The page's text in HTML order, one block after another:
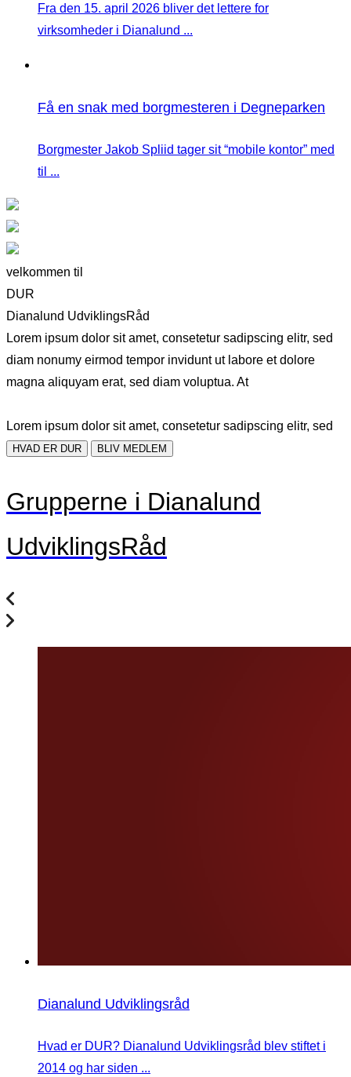
Fra den 15. april 2026 bliver det lettere for
virksomheder i Dianalund ...
Få en snak med borgmesteren i Degneparken
Borgmester Jakob Spliid tager sit “mobile kontor” med
til ...
velkommen til
DUR
Dianalund UdviklingsRåd
Lorem ipsum dolor sit amet, consetetur sadipscing elitr, sed
diam nonumy eirmod tempor invidunt ut labore et dolore
magna aliquyam erat, sed diam voluptua. At
Lorem ipsum dolor sit amet, consetetur sadipscing elitr, sed
HVAD ER DUR BLIV MEDLEM
Grupperne i Dianalund
UdviklingsRåd
Dianalund Udviklingsråd
Hvad er DUR? Dianalund Udviklingsråd blev stiftet i
2014 og har siden ...